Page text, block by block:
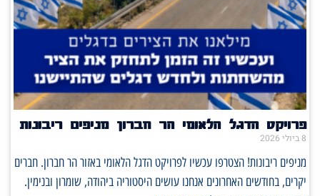
פרויקט הדגל הלאומי הר חברון מניפים ריבונות
8 ביולי 2026
מניפים ריבונות! הצטרפו עכשיו לפרויקט הדגל הלאומי באזור הר חברון. חברים
יקרים, בחודשים האחרונים אנחנו עושים היסטוריה ביהודה, שומרון ובנימין.